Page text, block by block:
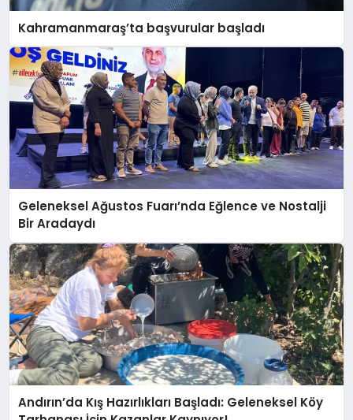
Kahramanmaraş’ta başvurular başladı
Geleneksel Ağustos Fuarı’nda Eğlence ve Nostalji
Bir Aradaydı
Andırın’da Kış Hazırlıkları Başladı: Geleneksel Köy